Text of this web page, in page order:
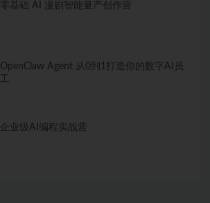
零基础 AI 漫剧智能量产创作营
OpenClaw Agent 从0到1打造你的数字AI员
工
企业级AI编程实战营